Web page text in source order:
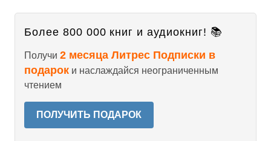
Более 800 000 книг и аудиокниг! 📚
Получи 2 месяца Литрес Подписки в
подарок и наслаждайся неограниченным
чтением
ПОЛУЧИТЬ ПОДАРОК